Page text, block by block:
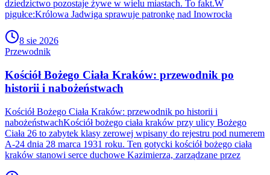
dziedzictwo pozostaje żywe w wielu miastach. To fakt.W
pigułce:Królowa Jadwiga sprawuje patronkę nad Inowrocła
8 sie 2026
Przewodnik
Kościół Bożego Ciała Kraków: przewodnik po
historii i nabożeństwach
Kościół Bożego Ciała Kraków: przewodnik po historii i
nabożeństwachKościół bożego ciała kraków przy ulicy Bożego
Ciała 26 to zabytek klasy zerowej wpisany do rejestru pod numerem
A-24 dnia 28 marca 1931 roku. Ten gotycki kościół bożego ciała
kraków stanowi serce duchowe Kazimierza, zarządzane przez